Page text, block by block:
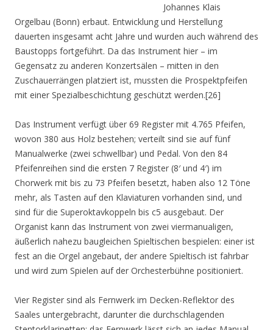
Johannes Klais
Orgelbau (Bonn) erbaut. Entwicklung und Herstellung
dauerten insgesamt acht Jahre und wurden auch während des
Baustopps fortgeführt. Da das Instrument hier – im
Gegensatz zu anderen Konzertsälen – mitten in den
Zuschauerrängen platziert ist, mussten die Prospektpfeifen
mit einer Spezialbeschichtung geschützt werden.[26]
Das Instrument verfügt über 69 Register mit 4.765 Pfeifen,
wovon 380 aus Holz bestehen; verteilt sind sie auf fünf
Manualwerke (zwei schwellbar) und Pedal. Von den 84
Pfeifenreihen sind die ersten 7 Register (8′ und 4′) im
Chorwerk mit bis zu 73 Pfeifen besetzt, haben also 12 Töne
mehr, als Tasten auf den Klaviaturen vorhanden sind, und
sind für die Superoktavkoppeln bis c5 ausgebaut. Der
Organist kann das Instrument von zwei viermanualigen,
äußerlich nahezu baugleichen Spieltischen bespielen: einer ist
fest an die Orgel angebaut, der andere Spieltisch ist fahrbar
und wird zum Spielen auf der Orchesterbühne positioniert.
Vier Register sind als Fernwerk im Decken-Reflektor des
Saales untergebracht, darunter die durchschlagenden